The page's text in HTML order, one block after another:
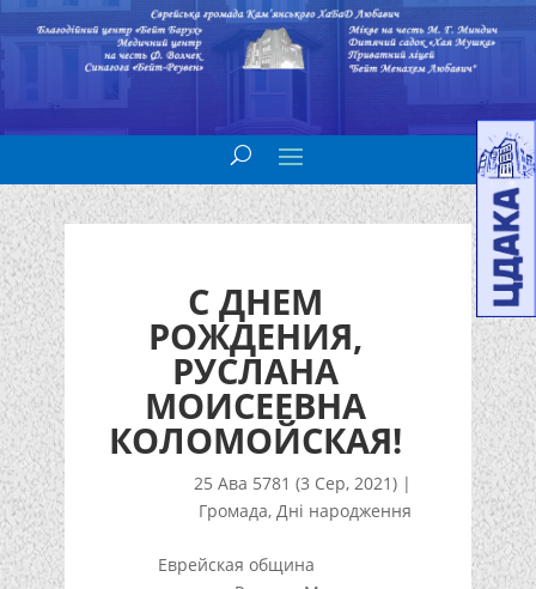
С ДНЕМ
РОЖДЕНИЯ,
РУСЛАНА
МОИСЕЕВНА
КОЛОМОЙСКАЯ!
25 Ава 5781 (3 Сер, 2021) |
Громада,Дні народження
Еврейская община